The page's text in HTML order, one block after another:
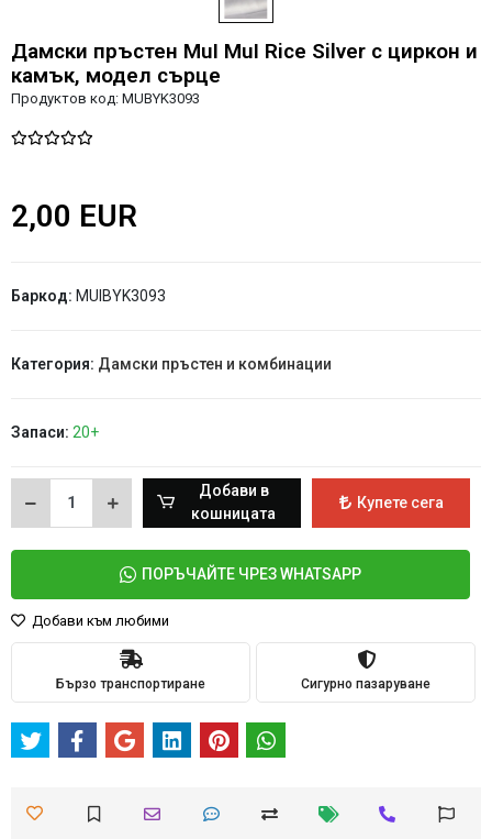
Дамски пръстен MuI MuI Rice Silver с циркон и
камък, модел сърце
Продуктов код: MUBYK3093
2,00 EUR
Баркод: MUIBYK3093
Категория: Дамски пръстен и комбинации
Запаси: 20+
Добави в
кошницата
Купете сега
ПОРЪЧАЙТЕ ЧРЕЗ WHATSAPP
Добави към любими
Бързо транспортиране Сигурно пазаруване